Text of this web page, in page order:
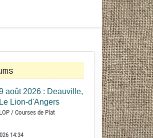
août 2026 : Deauville,
Le Lion-d'Angers
/ Courses de Plat
14:34